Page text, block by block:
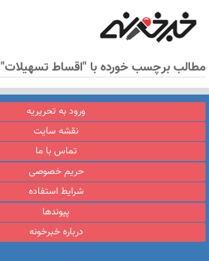
مطالب برچسب خورده با "اقساط تسهیلات"
ورود به تحریریه
نقشه سایت
تماس با ما
حریم خصوصی
شرایط استفاده
پیوندها
درباره خبرخونه